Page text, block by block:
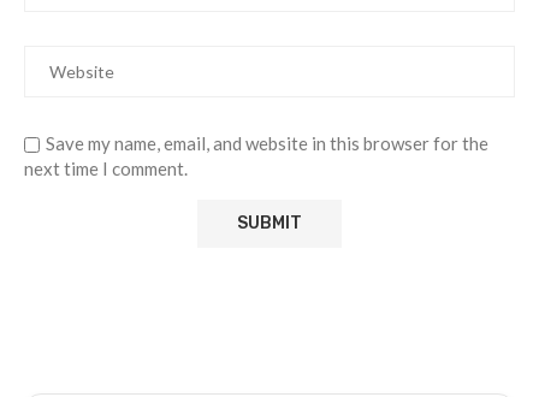
Save my name, email, and website in this browser for the
next time I comment.